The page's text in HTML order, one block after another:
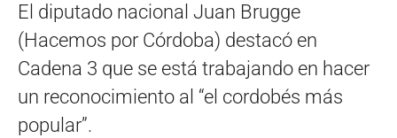
El diputado nacional Juan Brugge
(Hacemos por Córdoba) destacó en
Cadena 3 que se está trabajando en hacer
un reconocimiento al “el cordobés más
popular”.